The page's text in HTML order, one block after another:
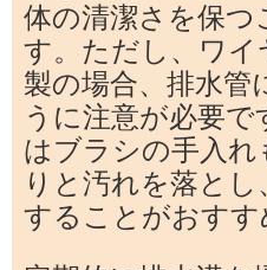
体の清潔さを保
す。ただし、ワイ
製の場合、排水管
うに注意が必要で
はブラシの手入
りと汚れを落と
することがおすす